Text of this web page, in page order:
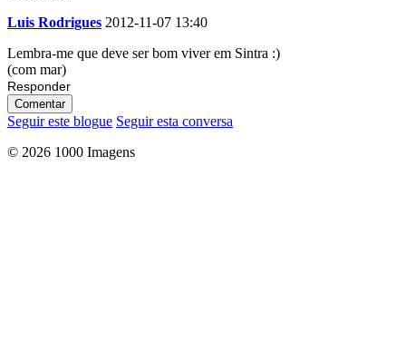
Luis Rodrigues 2012-11-07 13:40
Lembra-me que deve ser bom viver em Sintra :)
(com mar)
Responder
Comentar
Seguir este blogue Seguir esta conversa
© 2026 1000 Imagens